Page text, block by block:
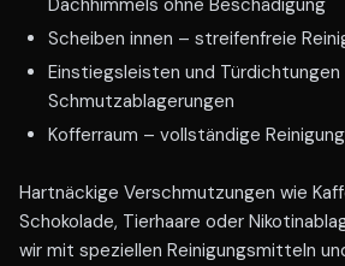
Dachhimmels ohne Beschädigung
Scheiben innen – streifenfreie
Einstiegsleisten und
Schmutzablagerungen
Kofferraum – vollständige
Hartnäckige Verschmutzungen wie
Schokolade, Tierhaare oder
wir mit speziellen Reinigungsmitteln